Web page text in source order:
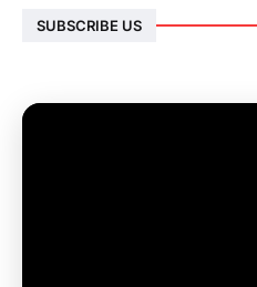
SUBSCRIBE US